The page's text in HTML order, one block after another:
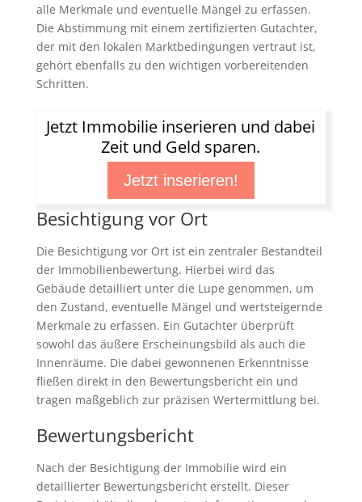
alle Merkmale und eventuelle Mängel zu erfassen.
Die Abstimmung mit einem zertifizierten Gutachter,
der mit den lokalen Marktbedingungen vertraut ist,
gehört ebenfalls zu den wichtigen vorbereitenden
Schritten.
Jetzt Immobilie inserieren und dabei
Zeit und Geld sparen.
Jetzt inserieren!
Besichtigung vor Ort
Die Besichtigung vor Ort ist ein zentraler Bestandteil
der Immobilienbewertung. Hierbei wird das
Gebäude detailliert unter die Lupe genommen, um
den Zustand, eventuelle Mängel und wertsteigernde
Merkmale zu erfassen. Ein Gutachter überprüft
sowohl das äußere Erscheinungsbild als auch die
Innenräume. Die dabei gewonnenen Erkenntnisse
fließen direkt in den Bewertungsbericht ein und
tragen maßgeblich zur präzisen Wertermittlung bei.
Bewertungsbericht
Nach der Besichtigung der Immobilie wird ein
detaillierter Bewertungsbericht erstellt. Dieser